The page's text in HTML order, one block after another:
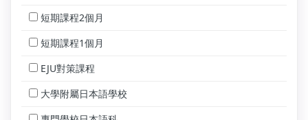
短期課程2個月
短期課程1個月
EJU對策課程
大學附屬日本語學校